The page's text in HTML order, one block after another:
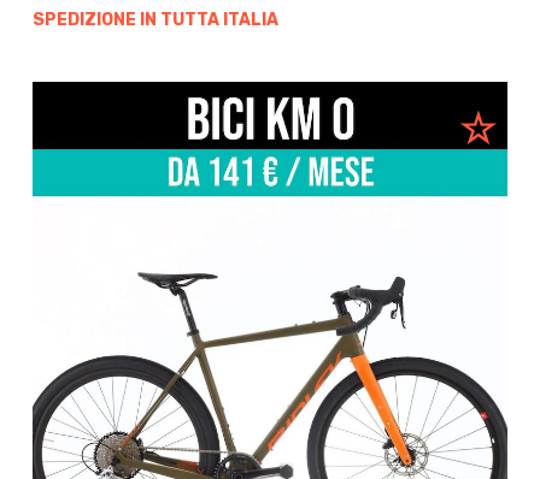
SPEDIZIONE IN TUTTA ITALIA